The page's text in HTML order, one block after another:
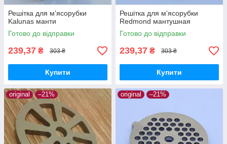
Решітка для м'ясорубки
Kalunas манти
Готово до відправки
239,37 ₴ 303 ₴
Купити
Решітка для м'ясорубки
Redmond мантушная
Готово до відправки
239,37 ₴ 303 ₴
Купити
original –21% original –21%